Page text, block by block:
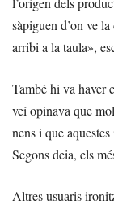
sàpiguen d’on ve
arribi a la taula»,
També hi va haver
veí opinava que
nens i que
Segons deia, els
Altres usuaris